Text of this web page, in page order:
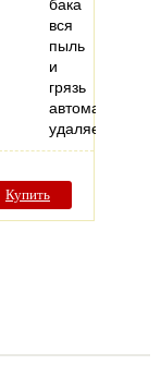
бака
вся
пыль
и
грязь
автоматически
удаляется…
Купить